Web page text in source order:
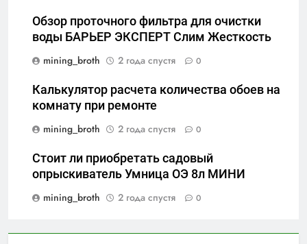
Обзор проточного фильтра для очистки
воды БАРЬЕР ЭКСПЕРТ Слим Жесткость
mining_broth
2 года спустя 0
Калькулятор расчета количества обоев на
комнату при ремонте
mining_broth
2 года спустя 0
Стоит ли приобретать садовый
опрыскиватель Умница ОЭ 8л МИНИ
mining_broth
2 года спустя 0